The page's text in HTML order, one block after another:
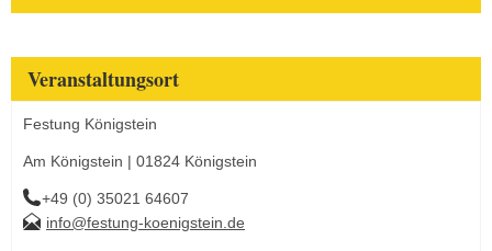
Veranstaltungsort
Festung Königstein
Am Königstein | 01824 Königstein
+49 (0) 35021 64607
info@festung-koenigstein.de